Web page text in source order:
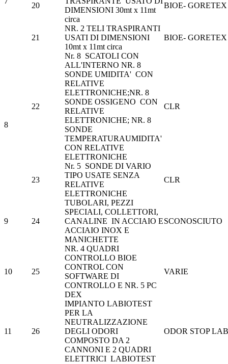
20
DIMENSIONI 30mt x 11mt
circa
BIOE- GORETEX
21
NR. 2 TELI TRASPIRANTI
USATI DI DIMENSIONI
10mt x 11mt circa
BIOE- GORETEX
8
22
Nr. 8 SCATOLI CON
ALL'INTERNO NR. 8
SONDE UMIDITA' CON
RELATIVE
ELETTRONICHE;NR. 8
SONDE OSSIGENO CON
RELATIVE
ELETTRONICHE; NR. 8
SONDE
TEMPERATURAUMIDITA'
CON RELATIVE
ELETTRONICHE
CLR
23
Nr. 5 SONDE DI VARIO
TIPO USATE SENZA
RELATIVE
ELETTRONICHE
CLR
9 24
TUBOLARI, PEZZI
SPECIALI, COLLETTORI,
CANALINE IN ACCIAIO E
ACCIAIO INOX E
MANICHETTE
SCONOSCIUTO
10 25
NR. 4 QUADRI
CONTROLLO BIOE
CONTROL CON
SOFTWARE DI
CONTROLLO E NR. 5 PC
DEX
VARIE
11 26
IMPIANTO LABIOTEST
PER LA
NEUTRALIZZAZIONE
DEGLI ODORI
COMPOSTO DA 2
CANNONI E 2 QUADRI
ELETTRICI LABIOTEST
ODOR STOP